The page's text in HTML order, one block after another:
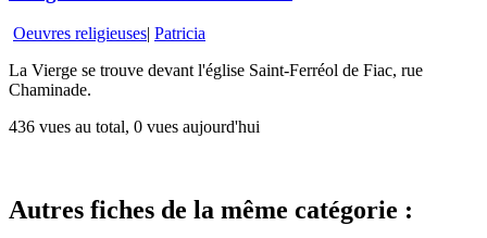
Oeuvres religieuses| Patricia
La Vierge se trouve devant l'église Saint-Ferréol de Fiac, rue
Chaminade.
436 vues au total, 0 vues aujourd'hui
Autres fiches de la même catégorie :